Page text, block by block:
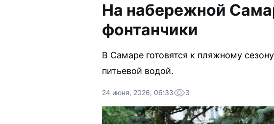
На набережной
фонтанчики
В Самаре готовятся к пляжному
питьевой водой.
24 июня, 2026, 06:33 3